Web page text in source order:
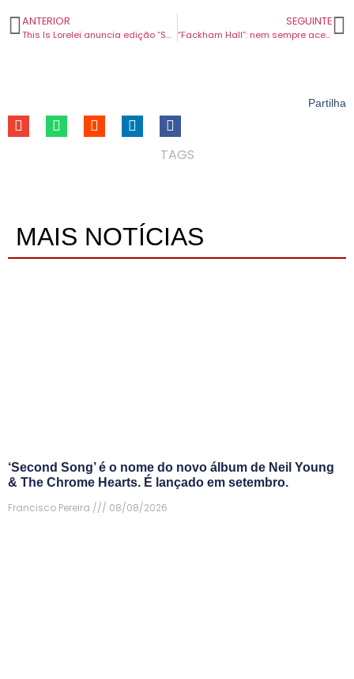
ANTERIOR
This Is Lorelei anuncia edição “Super Deluxe” com colaborações de Hayley Williams e Waxahatchee.
SEGUINTE
“Fackham Hall”: nem sempre acerta, mas tenta sempre
Partilha
TAGS
MAIS NOTÍCIAS
‘Second Song’ é o nome do novo álbum de Neil Young
& The Chrome Hearts. É lançado em setembro.
Francisco Pereira
08/08/2026